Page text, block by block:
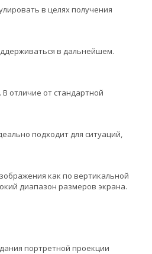
в целях получения
в дальнейшем.
отличие от стандартной
подходит для ситуаций,
как по вертикальной
диапазон размеров экрана.
портретной проекции